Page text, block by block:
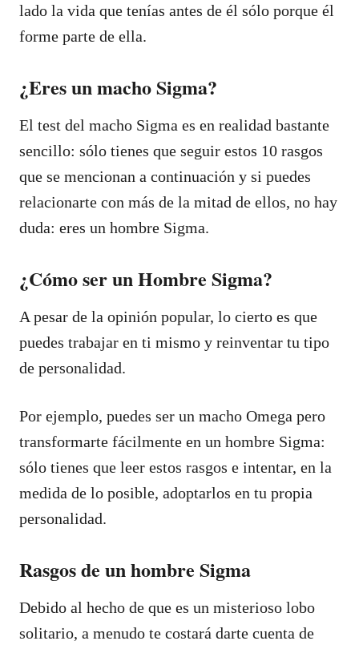
lado la vida que tenías antes de él sólo porque él
forme parte de ella.
¿Eres un macho Sigma?
El test del macho Sigma es en realidad bastante
sencillo: sólo tienes que seguir estos 10 rasgos
que se mencionan a continuación y si puedes
relacionarte con más de la mitad de ellos, no hay
duda: eres un hombre Sigma.
¿Cómo ser un Hombre Sigma?
A pesar de la opinión popular, lo cierto es que
puedes trabajar en ti mismo y reinventar tu tipo
de personalidad.
Por ejemplo, puedes ser un macho Omega pero
transformarte fácilmente en un hombre Sigma:
sólo tienes que leer estos rasgos e intentar, en la
medida de lo posible, adoptarlos en tu propia
personalidad.
Rasgos de un hombre Sigma
Debido al hecho de que es un misterioso lobo
solitario, a menudo te costará darte cuenta de